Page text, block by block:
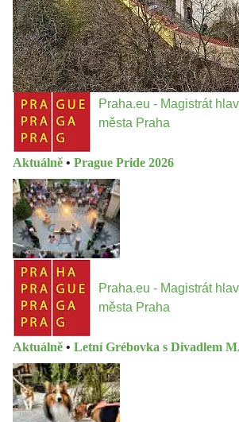
Praha.eu - Magistrát
města Praha
Aktuálně • Prague Pride 2026
Praha.eu - Magistrát
města Praha
Aktuálně • Letní Grébovka s Divadlem